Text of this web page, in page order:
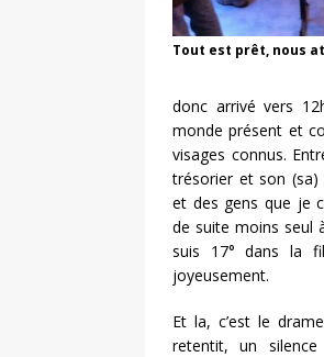
Tout est prêt, nous
donc arrivé vers
monde présent et
visages connus.
trésorier et son (sa)
et des gens que je
de suite moins seul
suis 17° dans la
joyeusement.
Et la, c’est le
retentit, un